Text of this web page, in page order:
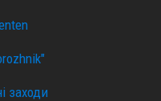
заходи